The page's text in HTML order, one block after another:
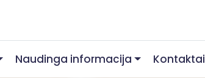
Naudinga informacija Kontaktai